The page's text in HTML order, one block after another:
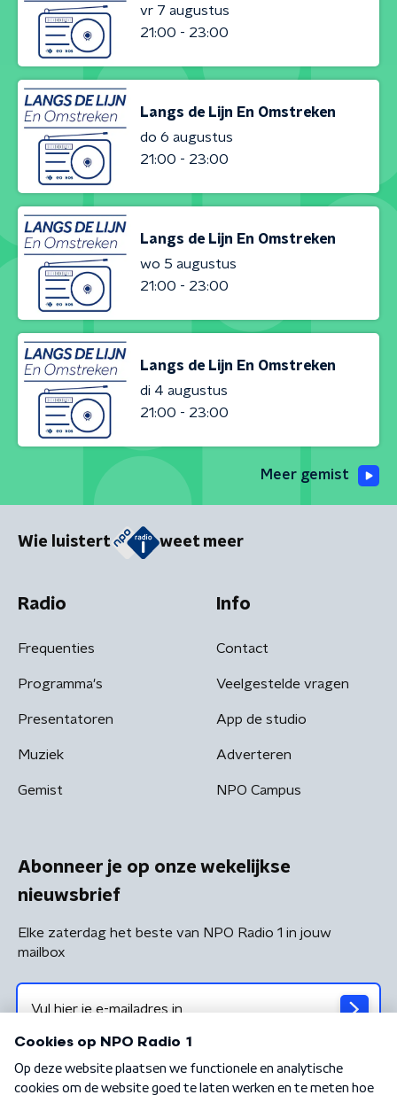
vr 7 augustus
21:00 - 23:00
Langs de Lijn En Omstreken
do 6 augustus
21:00 - 23:00
Langs de Lijn En Omstreken
wo 5 augustus
21:00 - 23:00
Langs de Lijn En Omstreken
di 4 augustus
21:00 - 23:00
Meer gemist
Wie luistert weet meer
Radio
Frequenties
Programma's
Presentatoren
Muziek
Gemist
Info
Contact
Veelgestelde vragen
App de studio
Adverteren
NPO Campus
Abonneer je op onze wekelijkse
nieuwsbrief
Elke zaterdag het beste van NPO Radio 1 in jouw
mailbox